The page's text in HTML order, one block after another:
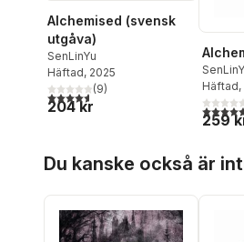
Alchemised (svensk
utgåva)
SenLinYu
Häftad, 2025
4,6utav 5 stjärnor. Totalt antal röster:
(9)
204 kr
Häftad
4,7utav
259
Du kanske också är